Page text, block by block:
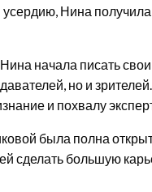
усердию, Нина
начала писать
но и
и похвалу
была полна
сделать большую